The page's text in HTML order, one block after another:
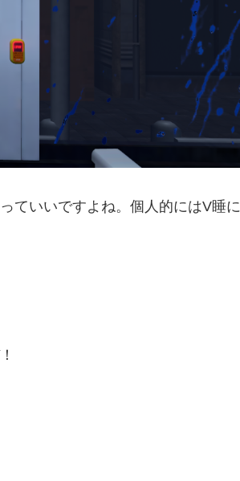
ていいですよね。個人的にはV睡に